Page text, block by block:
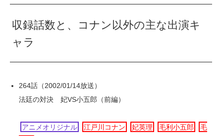
収録話数と、コナン以外の主な出演キ
ャラ
264話（2002/01/14放送）
法廷の対決 妃VS小五郎（前編）
アニメオリジナル 江戸川コナン 妃英理 毛利小五郎
毛